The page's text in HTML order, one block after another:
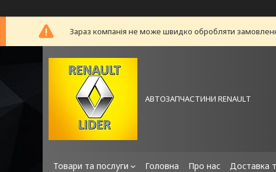
Зараз компанія не може швидко обробляти
АВТОЗАПЧАСТИНИ RENAULT
Товари та послуги Головна Про нас Доставка